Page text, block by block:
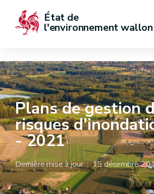
État de
l'environnement wallon
Plans de gestion
risques
- 2021
Dernière mise à jour : 15 décembre